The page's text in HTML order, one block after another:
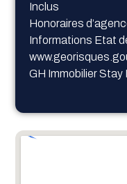
Inclus
Honoraires
Informations Etat
GH Immobilier